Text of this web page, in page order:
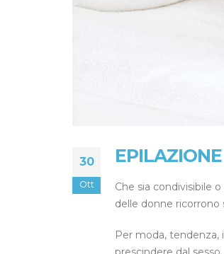
30
Ott Che sia condivisibile
delle donne ricorrono
Per moda,